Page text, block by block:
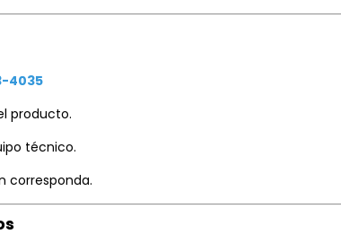
4035
producto.
técnico.
corresponda.